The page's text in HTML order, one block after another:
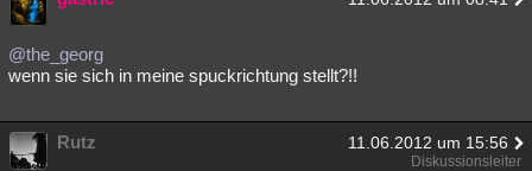
@the_georg
wenn sie sich in meine spuckrichtung stellt?!!
Rutz 11.06.2012 um 15:56
Diskussionsleiter